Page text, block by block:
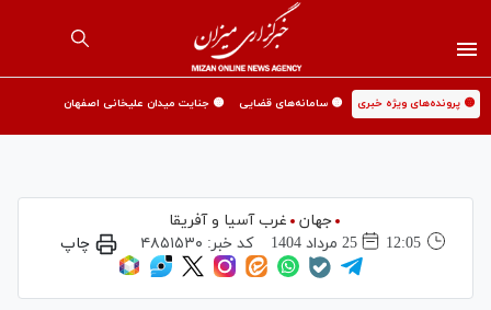
🟡 پرونده‌های ویژه خبری 🟡 سامانه‌های قضایی 🟡 جنایت میدان علیخانی اصفهان
جهان
غرب آسیا و آفریقا
12:05
25 مرداد 1404 کد خبر: ۴۸۵۱۵۳۰ چاپ